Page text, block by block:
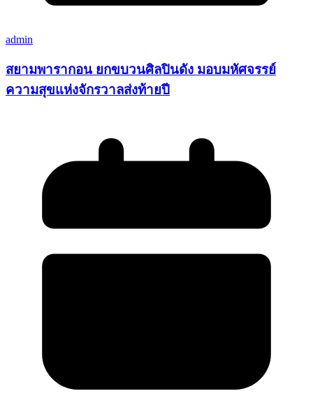
admin
สยามพารากอน ยกขบวนศิลปินดัง มอบมหัศจรรย์
ความสุขแห่งจักรวาลส่งท้ายปี